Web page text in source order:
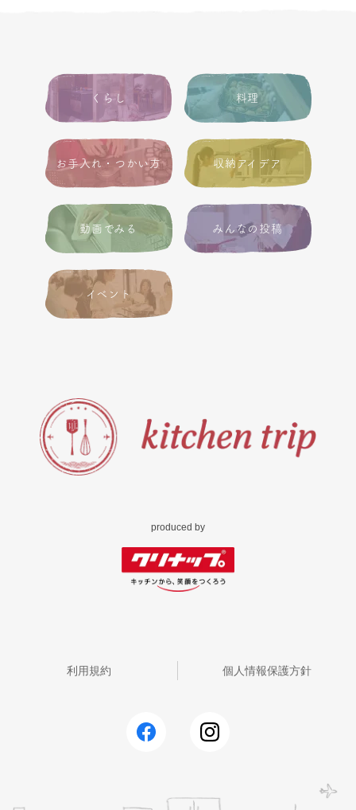
くらし 料理
お手入れ・つかい方 収納アイデア
動画でみる みんなの投稿
イベント
produced by
利用規約 個人情報保護方針